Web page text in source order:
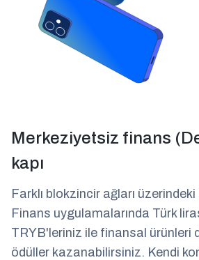
Merkeziyetsiz finans
kapı
Farklı blokzincir ağları
Finans uygulamalarında Türk
TRYB'leriniz ile finansal ürünleri
ödüller kazanabilirsiniz. Kendi